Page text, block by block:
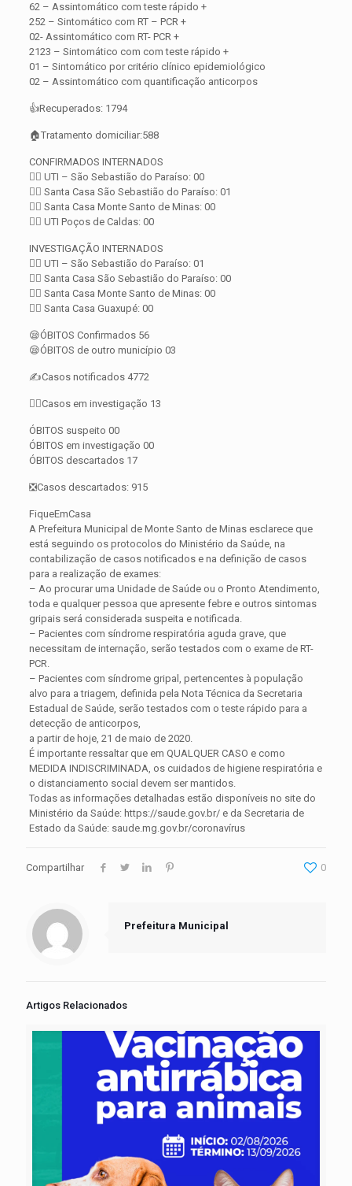
62 – Assintomático com teste rápido +
252 – Sintomático com RT – PCR +
02- Assintomático com RT- PCR +
2123 – Sintomático com com teste rápido +
01 – Sintomático por critério clínico epidemiológico
02 – Assintomático com quantificação anticorpos
👍Recuperados: 1794
🏠Tratamento domiciliar:588
CONFIRMADOS INTERNADOS
👨‍⚕️ UTI – São Sebastião do Paraíso: 00
👨‍⚕️ Santa Casa São Sebastião do Paraíso: 01
👨‍⚕️ Santa Casa Monte Santo de Minas: 00
👨‍⚕️ UTI Poços de Caldas: 00
INVESTIGAÇÃO INTERNADOS
👨‍⚕️ UTI – São Sebastião do Paraíso: 01
👨‍⚕️ Santa Casa São Sebastião do Paraíso: 00
👨‍⚕️ Santa Casa Monte Santo de Minas: 00
👨‍⚕️ Santa Casa Guaxupé: 00
😪ÓBITOS Confirmados 56
😪ÓBITOS de outro município 03
✍️Casos notificados 4772
🕵️‍♀️Casos em investigação 13
ÓBITOS suspeito 00
ÓBITOS em investigação 00
ÓBITOS descartados 17
❎Casos descartados: 915
FiqueEmCasa
A Prefeitura Municipal de Monte Santo de Minas esclarece que
está seguindo os protocolos do Ministério da Saúde, na
contabilização de casos notificados e na definição de casos
para a realização de exames:
– Ao procurar uma Unidade de Saúde ou o Pronto Atendimento,
toda e qualquer pessoa que apresente febre e outros sintomas
gripais será considerada suspeita e notificada.
– Pacientes com síndrome respiratória aguda grave, que
necessitam de internação, serão testados com o exame de RT-
PCR.
– Pacientes com síndrome gripal, pertencentes à população
alvo para a triagem, definida pela Nota Técnica da Secretaria
Estadual de Saúde, serão testados com o teste rápido para a
detecção de anticorpos,
a partir de hoje, 21 de maio de 2020.
É importante ressaltar que em QUALQUER CASO e como
MEDIDA INDISCRIMINADA, os cuidados de higiene respiratória e
o distanciamento social devem ser mantidos.
Todas as informações detalhadas estão disponíveis no site do
Ministério da Saúde: https://saude.gov.br/ e da Secretaria de
Estado da Saúde: saude.mg.gov.br/coronavírus
Compartilhar 0
Prefeitura Municipal
Artigos Relacionados